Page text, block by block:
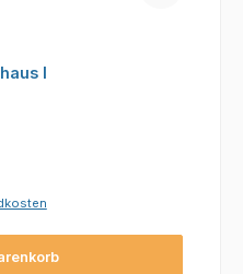
I